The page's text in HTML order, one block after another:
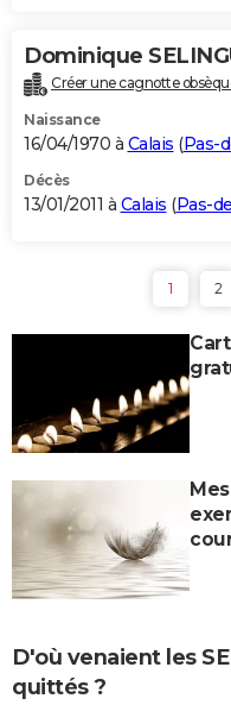
Dominique
Créer une cagnotte
Naissance
16/04/1970 à Calais (Pas-
Décès
13/01/2011 à Calais (Pas-
1 2
D'où venaient les
quittés ?